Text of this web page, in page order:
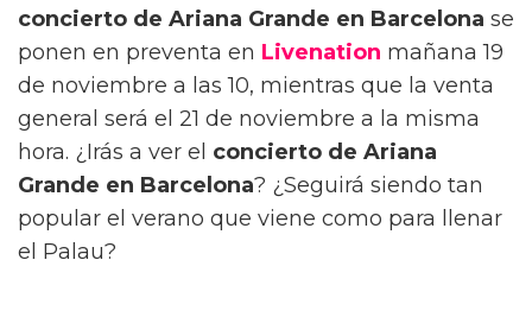
concierto de Ariana Grande en Barcelona se
ponen en preventa en Livenation mañana 19
de noviembre a las 10, mientras que la venta
general será el 21 de noviembre a la misma
hora. ¿Irás a ver el concierto de Ariana
Grande en Barcelona? ¿Seguirá siendo tan
popular el verano que viene como para llenar
el Palau?